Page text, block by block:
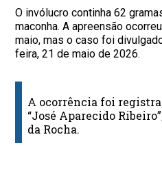
O invólucro continha 62
maconha. A apreensão
maio, mas o caso foi
feira, 21 de maio de 2026.
A ocorrência foi
“José Aparecido
da Rocha.